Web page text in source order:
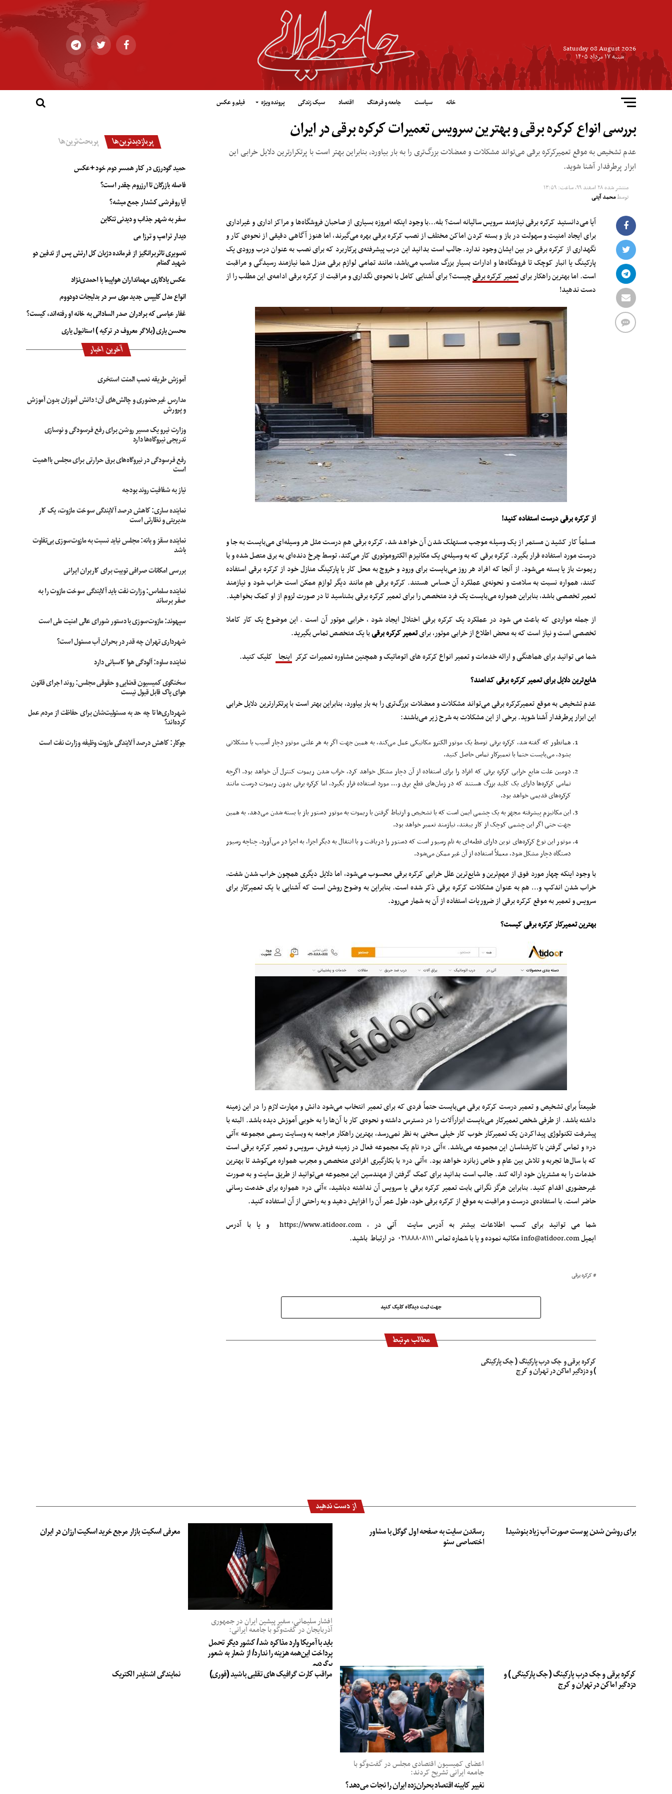
Saturday 08 August 2026
شنبه ۱۷ مرداد ۱۴۰۵
خانه سیاست جامعه و فرهنگ اقتصاد سبک زندگی پرونده ویژه فیلم و عکس
بررسی انواع کرکره برقی و بهترین سرویس تعمیرات کرکره برقی در ایران
عدم تشخیص به موقع تعمیرکرکره برقی می‌تواند مشکلات و معضلات بزرگ‌تری را به بار بیاورد، بنابراین بهتر است با پرتکرارترین دلایل خرابی این
ابزار پرطرفدار آشنا شوید.
منتشر شده۲۸ اسفند ۹۹, ساعت: ۱۳:۵۹
توسطمحمد آیتی
آیا می‌دانستید کرکره برقی نیازمند سرویس سالیانه است؟ بله…با وجود اینکه امروزه بسیاری از صاحبان فروشگاه‌ها و مراکز اداری و غیراداری
برای ایجاد امنیت و سهولت در باز و بسته کردن اماکن مختلف از نصب کرکره برقی بهر‌ه می‌گیرند، اما هنوز آگاهی دقیقی از نحوه‌ی کار و
نگهداری از کرکره برقی در بین ایشان وجود ندارد. جالب است بدانید این درب پیشرفته‌‌ی پرکاربرد که برای نصب به عنوان درب ورودی یک
پارکینگ یا انبار کوچک تا فروشگاه‌ها و ادارات بسیار بزرگ مناسب می‌باشد، مانند تمامی لوازم برقی منزل شما نیازمند رسیدگی و مراقبت
است. اما بهترین راهکار برایتعمیر کرکره برقیچیست؟ برای آشنایی کامل با نحوه‌ی نگداری و مراقبت از کرکره برقی ادامه‌ی این مطلب را از
دست ندهید!
از کرکره برقی درست استفاده کنید!
مسلماً کار کشیدن مستمر از یک وسیله موجب مستهلک شدن آن خواهد شد، کرکره برقی هم درست مثل هر وسیله‌ای می‌بایست به جا و
درست مورد استفاده قرار بگیرد. کرکره برقی که به وسیله‌ی یک مکانیزم الکتروموتوری کار می‌کند، توسط چرخ دنده‌ای به برق متصل شده و با
ریموت باز یا بسته می‌شود. از آنجا که افراد هر روز می‌بایست برای ورود و خروج به محل کار یا پارکینگ منازل خود از کرکره برقی استفاده
کنند، همواره نسبت به سلامت و نحونه‌ی عملکرد آن حساس هستند. کرکره برقی هم مانند دیگر لوازم ممکن است خراب شود و نیازمند
تعمیر تخصصی باشد، بنابراین همواره می‌بایست یک فرد متخصص را برای تعمیر کرکره برقی بشناسید تا در صورت لزوم از او کمک بخواهید.
از جمله مواردی که باعث می شود در عملکرد یک کرکره برقی اختلال ایجاد شود ، خرابی موتور آن است . این موضوع یک کار کاملا
تخصصی است و نیاز است که به محض اطلاع از خرابی موتور، برایتعمیر کرکره برقیبا یک متخصص تماس بگیرید.
شما می توانید برای هماهنگی و ارائه خدمات و تعمیر انواع کرکره های اتوماتیک و همچنین مشاوره تعمیرات کرکر اینجا کلیک کنید.
شایع‌ترین دلایل برای تعمیر کرکره برقی کدامند؟
عدم تشخیص به موقع تعمیرکرکره برقی می‌تواند مشکلات و معضلات بزرگ‌تری را به بار بیاورد، بنابراین بهتر است با پرتکرارترین دلایل خرابی
این ابزار پرطرفدار آشنا شوید. برخی از این مشکلات به شرح زیر می‌باشند:
همانطور که گفته شد، کرکره برقی توسط یک موتور الکترو مکانیکی عمل می‌کند، به همین جهت اگر به هر علتی موتور دچار آسیب یا مشکلاتی
بشود، می‌بایست حتما با تعمیرکار تماس حاصل کنید.
دومین علت شایع خرابی کرکره برقی که افراد را برای استفاده از آن دچار مشکل خواهد کرد، خراب شدن ریموت کنترل آن خواهد بود. اگرچه
تمامی کرکره‌ها دارای یک کلید بزرگ هستند که در زمان‌های قطع برق و… مورد استفاده قرار بگیرد، اما کرکره برقی بدون ریموت درست مانند
کرکره‌های قدیمی خواهد بود.
این مکانیزم پیشرفته مجهز به یک چشمی ایمن است که با تشخیص و ارتباط گرفتن با ریموت به موتور دستور باز یا بسته شدن می‌دهد. به همین
جهت حتی اگر این چشمی کوچک از کار بیفتد، نیازمند تعمیر خواهد بود.
موتور این نوع کرکره‌های نوین دارای قطعه‌ای به نام رسیور است که دستور را دریافت و با انتقال به دیگر اجزا، به اجرا در می‌آورد. چناچه رسیور
دستگاه دچار مشکل شود، معملاً استفاده از آن غیر ممکن می‌شود.
با وجود اینکه چهار مورد فوق از مهم‌ترین و شایع‌ترین علل خرابی کرکره برقی محسوب می‌شود، اما دلایل دیگری همچون خراب شدن شفت،
خراب شدن اندکپ و… هم به عنوان مشکلات کرکره برقی ذکر شده است. بنابراین به وضوح روشن است که آشنایی با یک تعمیرکار برای
سرویس و تعمیر به موقع کرکره برقی از ضروریات استفاده از آن به شمار می‌رود.
بهترین تعمیرکار کرکره برقی کیست؟
طبیعتاً برای تشخیص و تعمیر درست کرکره برقی می‌بایست حتماً فردی که برای تعمیر انتخاب می‌شود دانش و مهارت لازم را در این زمینه
داشته باشد. از طرفی شخص تعمیرکار می‌بایست ابزارآلات را در دسترس داشته و نحوه‌ی کار با آن‌ها را به خوبی آموزش دیده باشد. البته با
پیشرفت تکنولوژی پیداکردن یک تعمیرکار خوب کار خیلی سختی به نظر نمی‌رسد، بهترین راهکار مراجعه به وبسایت رسمی مجموعه “آتی
در” و تماس گرفتن با کارشناسان این مجموعه می‌باشد. “آتی در” نام یک مجموعه فعال در زمینه فروش، سرویس و تعمیر کرکره برقی است
که با سال‌ها تجربه و تلاش بین عام و خاص زبانزد خواهد بود. “آتی در” با بکارگیری افرادی متخصص و مجرب همواره می‌کوشد تا بهترین
خدمات را به مشتریان خود ارائه کند. جالب است بدانید برای کمک گرفتن از مهندسین این مجموعه می‌توانید از طریق سایت و به صورت
غیرحضوری اقدام کنید. بنابراین هرگز نگرانی بابت تعمیر کرکره برقی یا سرویس آن نداشته دباشید، “آتی در” همواره برای خدمت رسانی
حاضر است. با استفاده‌ی درست و مراقبت به موقع از کرکره برقی خود، طول عمر آن را افزایش دهید و به راحتی از آن استفاده کنید.
شما می توانید برای کسب اطلاعات بیشتر به آدرس سایت آتی در ، https://www.atidoor.com و یا با آدرس
ایمیل info@atidoor.com مکاتبه نموده و یا با شماره تماس ۰۲۱۸۸۸۰۸۱۱۱ در ارتباط باشید.
کرکره برقی
جهت ثبت دیدگاه کلیک کنید
مطالب مرتبط
کرکره برقی و جک درب پارکینگ ( جک پارکینگی
) و دزدگیر اماکن در تهران و کرج
پربازدیدترین‌ها پربحث‌ترین‌ها
حمید گودرزی در کنار همسر دوم خود +عکس
فاصله بازرگان تا ارزروم چقدر است؟
آیا روفرشی کشدار جمع میشه؟
سفر به شهر جذاب و دیدنی تنکابن
دیدار ترامپ و ترزا می
تصویری تاثربرانگیز از فرمانده دژبان کل ارتش پس از تدفین دو
شهید گمنام
عکس یادگاری مهمانداران هواپیما با احمدی‌نژاد
انواع مدل کلیپس جدید موی سر در بدلیجات دودووم
غفار عباسی که برادران صدر الساداتی به خانه او رفته‌اند، کیست؟
محسن یاری (بلاگر معروف در ترکیه ) استانبول یاری
آخرین اخبار
آموزش طریقه نصب المنت استخری
مدارس غیرحضوری و چالش‌های آن؛ دانش آموزان بدون آموزش
و پرورش
وزارت نیرو یک مسیر روشن برای رفع فرسودگی و نوسازی
تدریجی نیروگاه‌ها دارد
رفع فرسودگی در نیروگاه‌های برق حرارتی برای مجلس بااهمیت
است
نیاز به شفافیت روند بودجه
نماینده ساری: کاهش درصد آلایندگی سوخت مازوت، یک کار
مدیریتی و نظارتی است
نماینده سقز و بانه: مجلس نباید نسبت به مازوت‌سوزی بی‌تفاوت
باشد
بررسی امکانات صرافی توبیت برای کاربران ایرانی
نماینده سلماس: وزارت نفت باید آلایندگی سوخت مازوت را به
صفر برساند
سپهوند:‌ مازوت‌سوزی با دستور شورای عالی امنیت ملی است
شهرداری تهران چه قدر در بحران آب مسئول است؟
نماینده ساوه: آلودگی هوا کاسبانی دارد
سخنگوی کمیسیون قضایی و حقوقی مجلس: روند اجرای قانون
هوای پاک قابل قبول نیست
شهرداری‌ها تا چه حد به مسئولیت‌شان برای حفاظت از مردم عمل
کرده‌اند؟
جوکار: کاهش درصد آلایندگی مازوت وظیفه وزارت نفت است
از دست ندهید
برای روشن شدن پوست صورت آب زیاد بنوشید!
رساندن سایت به صفحه اول گوگل با مشاور
اختصاصی سئو
افشار سلیمانی، سفیر پیشین ایران در جمهوری
آذربایجان در گفت‌وگو با جامعه ایرانی:
باید با آمریکا وارد مذاکره شد/ کشور دیگر تحمل
پرداخت این‌همه هزینه را ندارد/ از شعار به شعور
برگردیم
معرفی اسکیت بازار مرجع خرید اسکیت ارزان در ایران
کرکره برقی و جک درب پارکینگ ( جک پارکینگی ) و
دزدگیر اماکن در تهران و کرج
اعضای کمیسیون اقتصادی مجلس در گفت‌وگو با
جامعه ایرانی تشریح کردند:
تغییر کابینه اقتصاد بحران‌زده ایران را نجات می‌دهد؟
مراقب کارت گرافیک های تقلبی باشید (فوری) نمایندگی اشنایدر الکتریک